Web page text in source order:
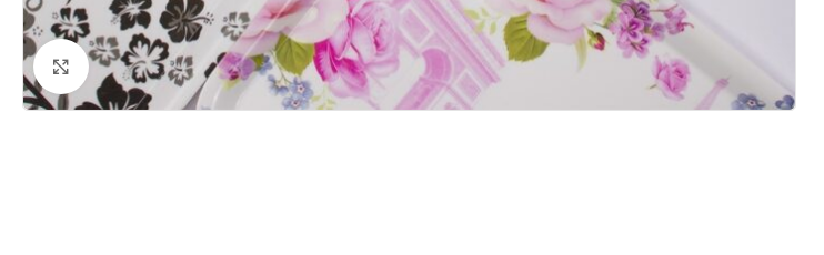
Clique para ampliar